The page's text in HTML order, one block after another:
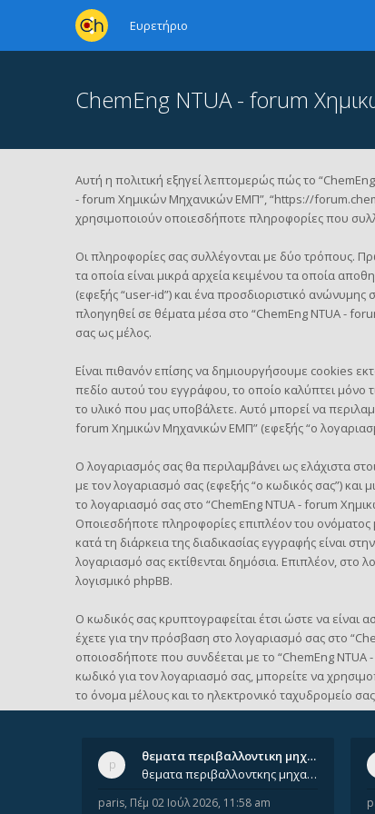
Ευρετήριο
ChemEng NTUA - forum
Αυτή η πολιτική εξηγεί λεπτομερώς πώς το
- forum Χημικών Μηχανικών ΕΜΠ”, “https://
χρησιμοποιούν οποιεσδήποτε πληροφορίες που
Οι πληροφορίες σας συλλέγονται με δύο τρόπους.
τα οποία είναι μικρά αρχεία κειμένου τα οποία
(εφεξής “user-id”) και ένα προσδιοριστικό
πλοηγηθεί σε θέματα μέσα στο “ChemEng NTUA -
σας ως μέλος.
Είναι πιθανόν επίσης να δημιουργήσουμε cookies
πεδίο αυτού του εγγράφου, το οποίο καλύπτει μόνο
το υλικό που μας υποβάλετε. Αυτό μπορεί να
forum Χημικών Μηχανικών ΕΜΠ” (εφεξής “ο
Ο λογαριασμός σας θα περιλαμβάνει ως ελάχιστα
με τον λογαριασμό σας (εφεξής “ο κωδικός σας”)
το λογαριασμό σας στο “ChemEng NTUA - forum
Οποιεσδήποτε πληροφορίες επιπλέον του
κατά τη διάρκεια της διαδικασίας εγγραφής είναι
λογαριασμό σας εκτίθενται δημόσια. Επιπλέον, στο
λογισμικό phpBB.
Ο κωδικός σας κρυπτογραφείται έτσι ώστε να είναι
έχετε για την πρόσβαση στο λογαριασμό σας στο
οποιοσδήποτε που συνδέεται με το “ChemEng
κωδικό για τον λογαριασμό σας, μπορείτε να
το όνομα μέλους και το ηλεκτρονικό ταχυδρομείο
θεματα περιβαλλοντικη μηχανικ…
θεματα περιβαλλοντκης μηχανικης απο 2022 εως 2026. Δεν ειναι μεσα του Σεπτεμβιου του 2025. Αν τα εχει καποιος ας τα ανε
paris, Πέμ 02 Ιούλ 2026, 11:58 am